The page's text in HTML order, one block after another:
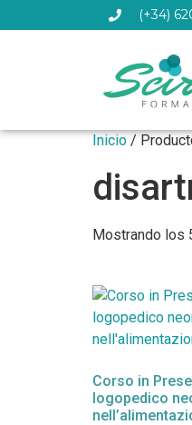
(+34)
Inicio/
Mostrando los
Corso in
logopedico